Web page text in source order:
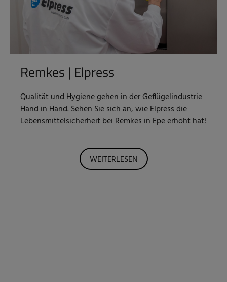
Remkes | Elpress
Qualität und Hygiene gehen in der Geflügelindustrie
Hand in Hand. Sehen Sie sich an, wie Elpress die
Lebensmittelsicherheit bei Remkes in Epe erhöht hat!
WEITERLESEN